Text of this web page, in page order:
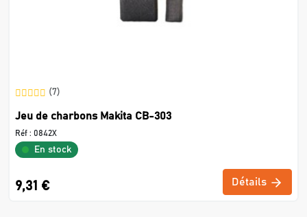
(7)
Jeu de charbons Makita CB-303
Réf : 0842X
En stock
9,31 € Détails